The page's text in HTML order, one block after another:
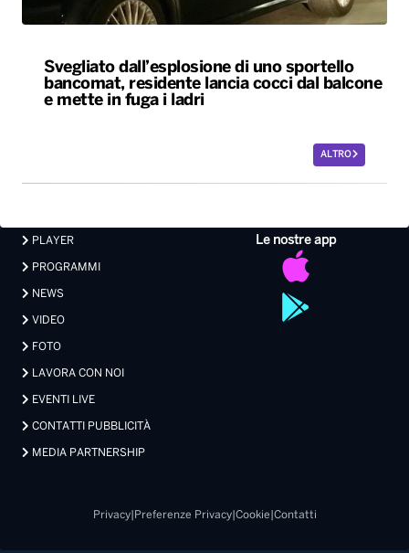
Svegliato dall’esplosione di uno sportello
bancomat, residente lancia cocci dal balcone
e mette in fuga i ladri
ALTRO
Le nostre app
PLAYER
PROGRAMMI
NEWS
VIDEO
FOTO
LAVORA CON NOI
EVENTI LIVE
CONTATTI PUBBLICITÀ
MEDIA PARTNERSHIP
Privacy| Preferenze Privacy| Cookie Contatti